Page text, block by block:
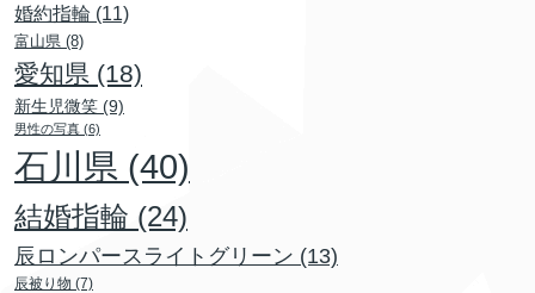
婚約指輪 (11)
富山県 (8)
愛知県 (18)
新生児微笑 (9)
男性の写真 (6)
石川県 (40)
結婚指輪 (24)
辰ロンパースライトグリーン (13)
辰被り物 (7)